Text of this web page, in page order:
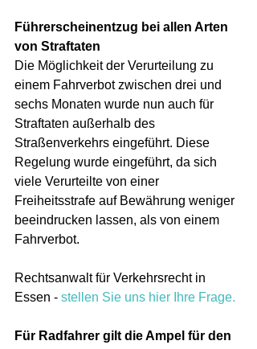
Führerscheinentzug bei allen Arten
von Straftaten
Die Möglichkeit der Verurteilung zu
einem Fahrverbot zwischen drei und
sechs Monaten wurde nun auch für
Straftaten außerhalb des
Straßenverkehrs eingeführt. Diese
Regelung wurde eingeführt, da sich
viele Verurteilte von einer
Freiheitsstrafe auf Bewährung weniger
beeindrucken lassen, als von einem
Fahrverbot.
Rechtsanwalt für Verkehrsrecht in
Essen - stellen Sie uns hier Ihre Frage.
Für Radfahrer gilt die Ampel für den